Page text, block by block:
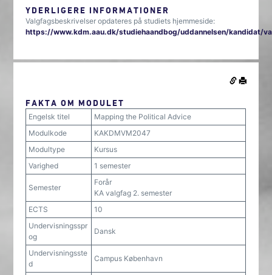
YDERLIGERE INFORMATIONER
Valgfagsbeskrivelser opdateres på studiets hjemmeside:
https://www.kdm.aau.dk/studiehaandbog/uddannelsen/kandidat/
FAKTA OM MODULET
Engelsk titel
Mapping the Political Advice
Modulkode
KAKDMVM2047
Modultype
Kursus
Varighed
1 semester
Semester
Forår
KA valgfag 2. semester
ECTS
10
Undervisningsspr
og
Dansk
Undervisningsste
d
Campus København